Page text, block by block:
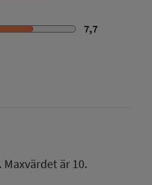
7,7
Maxvärdet är 10.